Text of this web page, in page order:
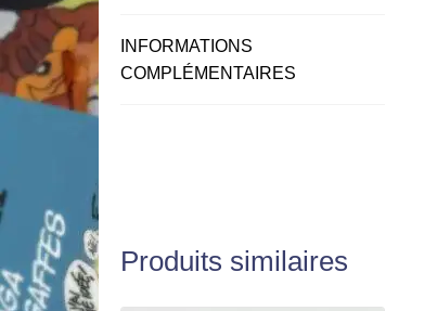
INFORMATIONS
COMPLÉMENTAIRES
Produits similaires